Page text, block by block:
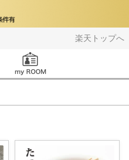
楽天トップへ